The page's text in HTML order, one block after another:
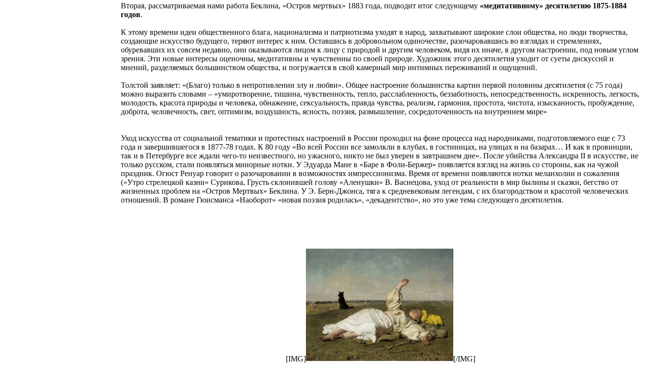
Вторая, рассматриваемая нами работа Беклина, «Остров мертвых» 1883 года, подводит итог следующему «медитативному» десятилетию 1875-1884
годов.
К этому времени идеи общественного блага, национализма и патриотизма уходят в народ, захватывают широкие слои общества, но люди творчества,
создающие искусство будущего, теряют интерес к ним. Оставшись в добровольном одиночестве, разочаровавшись во взглядах и стремлениях,
обуревавших их совсем недавно, они оказываются лицом к лицу с природой и другим человеком, видя их иначе, в другом настроении, под новым углом
зрения. Эти новые интересы оценочны, медитативны и чувственны по своей природе. Художник этого десятилетия уходит от суеты дискуссий и
мнений, разделяемых большинством общества, и погружается в свой камерный мир интимных переживаний и ощущений.
Толстой заявляет: «(Благо) только в непротивлении злу и любви». Общее настроение большинства картин первой половины десятилетия (с 75 года)
можно выразить словами – «умиротворение, тишина, чувственность, тепло, расслабленность, беззаботность, непосредственность, искренность, легкость,
молодость, красота природы и человека, обнажение, сексуальность, правда чувства, реализм, гармония, простота, чистота, изысканность, пробуждение,
доброта, человечность, свет, оптимизм, воздушность, ясность, поэзия, размышление, сосредоточенность на внутреннем мире»
Уход искусства от социальной тематики и протестных настроений в России проходил на фоне процесса над народниками, подготовляемого еще с 73
года и завершившегося в 1877-78 годах. К 80 году «Во всей России все замолкли в клубах, в гостиницах, на улицах и на базарах… И как в провинции,
так и в Петербурге все ждали чего-то неизвестного, но ужасного, никто не был уверен в завтрашнем дне». После убийства Александра II в искусстве, не
только русском, стали появляться минорные нотки. У Эдуарда Мане в «Баре в Фоли-Бержер» появляется взгляд на жизнь со стороны, как на чужой
праздник. Огюст Ренуар говорит о разочаровании в возможностях импрессионизма. Время от времени появляются нотки меланхолии и сожаления
(«Утро стрелецкой казни» Сурикова, Грусть склонившей голову «Аленушки» В. Васнецова, уход от реальности в мир былины и сказки, бегство от
жизненных проблем на «Остров Мертвых» Беклина. У Э. Берн-Джонса, тяга к средневековым легендам, с их благородством и красотой человеческих
отношений. В романе Гюисманса «Наоборот» «новая поэзия родилась», «декадентство», но это уже тема следующего десятилетия.
[IMG] [/IMG]